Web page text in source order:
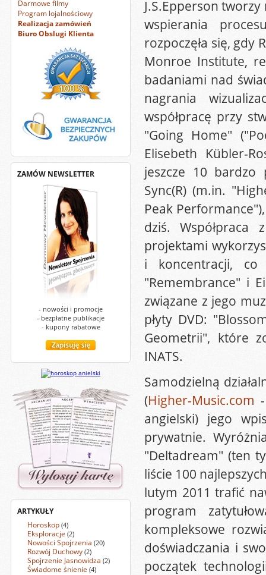
Darmowe filmy
Program lojalnościowy
Realizacja zamówień
Biuro Obslugi Klienta
ZAMÓW NEWSLETTER
- nowości i promocje
- bezpłatne publikacje
- kupony rabatowe
ARTYKUŁY
Horoskop (4)
Eksploracje (2)
Nowości Spojrzenia (20)
Rozwój Duchowy (2)
Spojrzenie Jasnowidza (2)
Świadome śnienie (4)
J.S.Epperson
wspierania
rozpoczęła się, gdy
Monroe Institute,
badaniami nad
nagrania
współpracę przy
"Going Home"
Elisebeth Kübler-
jeszcze 10 bardzo
Sync(R) (m.in.
Peak
dziś.
projektami
i koncentracji, co
"Remembrance" i
związane z jego
płyty DVD:
Geometrii", które
INATS.
Samodzielną
(Higher-Music.com
angielski) jego
prywatnie.
"Deltadream" (ten
liście 100
lutym 2011 trafić
program
kompleksowe
doświadczania i
początek